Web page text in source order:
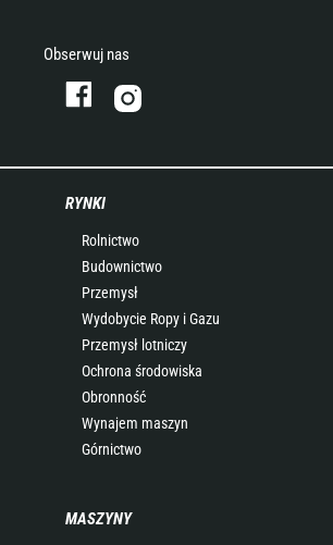
Obserwuj nas
RYNKI
Rolnictwo
Budownictwo
Przemysł
Wydobycie Ropy i Gazu
Przemysł lotniczy
Ochrona środowiska
Obronność
Wynajem maszyn
Górnictwo
MASZYNY